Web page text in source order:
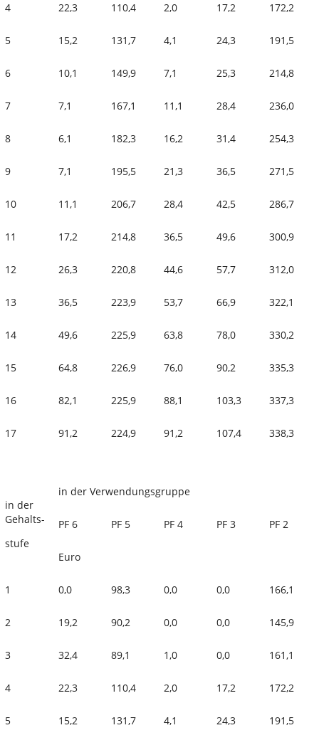
4 22,3 110,4 2,0 17,2 172,2
5 15,2 131,7 4,1 24,3 191,5
6 10,1 149,9 7,1 25,3 214,8
7 7,1 167,1 11,1 28,4 236,0
8 6,1 182,3 16,2 31,4 254,3
9 7,1 195,5 21,3 36,5 271,5
10 11,1 206,7 28,4 42,5 286,7
11 17,2 214,8 36,5 49,6 300,9
12 26,3 220,8 44,6 57,7 312,0
13 36,5 223,9 53,7 66,9 322,1
14 49,6 225,9 63,8 78,0 330,2
15 64,8 226,9 76,0 90,2 335,3
16 82,1 225,9 88,1 103,3 337,3
17 91,2 224,9 91,2 107,4 338,3
in der
Gehalts-
stufe
in der Verwendungsgruppe
PF 6 PF 5 PF 4 PF 3 PF 2
Euro
1 0,0 98,3 0,0 0,0 166,1
2 19,2 90,2 0,0 0,0 145,9
3 32,4 89,1 1,0 0,0 161,1
4 22,3 110,4 2,0 17,2 172,2
5 15,2 131,7 4,1 24,3 191,5